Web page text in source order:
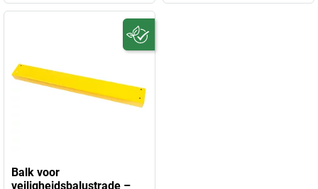
Balk voor
veiligheidsbalustrade –